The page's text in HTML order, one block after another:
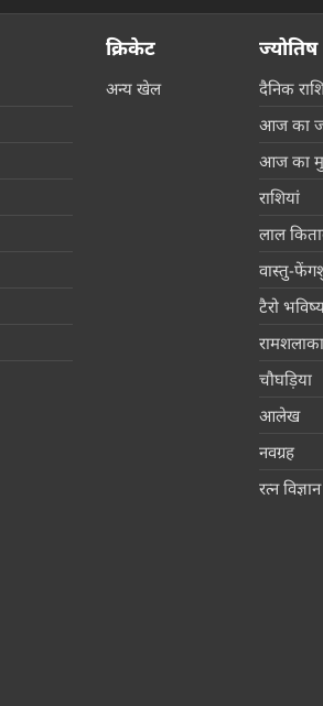
क्रिकेट
अन्य खेल
ज्योतिष
दैनिक
आज का
आज का
राशियां
लाल
वास्तु-
टैरो
रामशलाका
चौघड़िया
आलेख
नवग्रह
रत्न विज्ञान